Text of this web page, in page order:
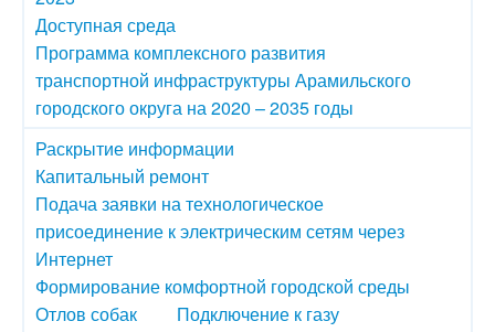
Доступная среда
Программа комплексного развития
транспортной инфраструктуры Арамильского
городского округа на 2020 – 2035 годы
Раскрытие информации
Капитальный ремонт
Подача заявки на технологическое
присоединение к электрическим сетям через
Интернет
Формирование комфортной городской среды
Отлов собак
Подключение к газу